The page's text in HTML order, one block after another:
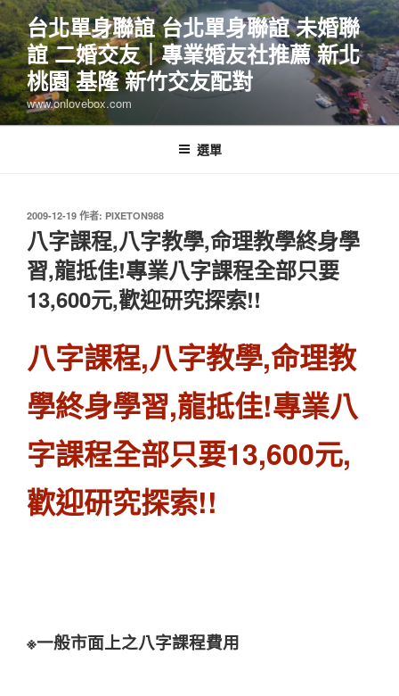
跳
至
主
要
內
容
台北單身聯誼 台北單身聯誼 未婚聯
誼 二婚交友｜專業婚友社推薦 新北
桃園 基隆 新竹交友配對
www.onlovebox.com
選單
發
佈
於
2009-12-19 作者: PIXETON988
八字課程,八字教學,命理教學終身學
習,龍抵佳!專業八字課程全部只要
13,600元,歡迎研究探索!!
八字課程,八字教學,命理教
學終身學習,龍抵佳!專業八
字課程全部只要13,600元,
歡迎研究探索!!
※一般市面上之八字課程費用